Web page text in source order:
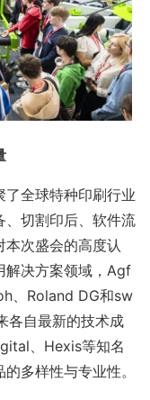
全球特种印刷行业
、切割印后、软件流
次盛会的高度认
解决方案领域，Agf
、Roland DG和sw
各自最新的技术成
、Hexis等知名
多样性与专业性。